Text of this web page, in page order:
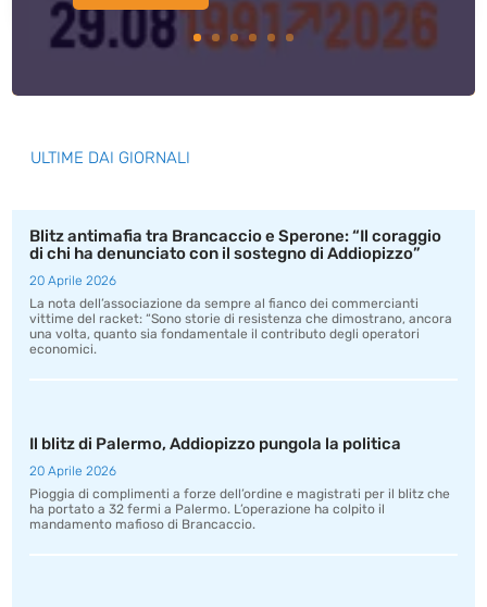
ULTIME DAI GIORNALI
Blitz antimafia tra Brancaccio e Sperone: “Il coraggio
di chi ha denunciato con il sostegno di Addiopizzo”
20 Aprile 2026
La nota dell’associazione da sempre al fianco dei commercianti
vittime del racket: “Sono storie di resistenza che dimostrano, ancora
una volta, quanto sia fondamentale il contributo degli operatori
economici.
Il blitz di Palermo, Addiopizzo pungola la politica
20 Aprile 2026
Pioggia di complimenti a forze dell’ordine e magistrati per il blitz che
ha portato a 32 fermi a Palermo. L’operazione ha colpito il
mandamento mafioso di Brancaccio.